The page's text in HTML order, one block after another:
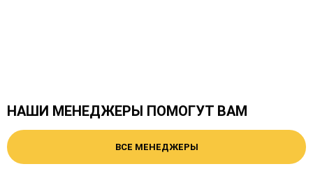
НАШИ МЕНЕДЖЕРЫ ПОМОГУТ ВАМ
ВСЕ МЕНЕДЖЕРЫ